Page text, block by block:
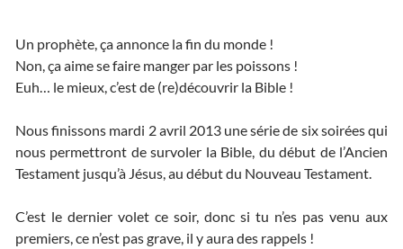
Un prophète, ça annonce la fin du monde !
Non, ça aime se faire manger par les poissons !
Euh… le mieux, c’est de (re)découvrir la Bible !
Nous finissons mardi 2 avril 2013 une série de six soirées qui
nous permettront de survoler la Bible, du début de l’Ancien
Testament jusqu’à Jésus, au début du Nouveau Testament.
C’est le dernier volet ce soir, donc si tu n’es pas venu aux
premiers, ce n’est pas grave, il y aura des rappels !